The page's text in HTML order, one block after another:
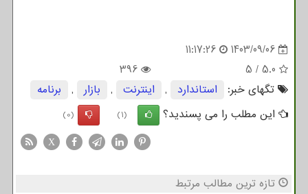
1403/09/06
11:17:26
5.0
/
5
396
تگهای خبر:
استاندارد , اینترنت , بازار ,
برنامه
این مطلب را می پسندید؟
(1)
(0)
X
تازه ترین مطالب مرتبط